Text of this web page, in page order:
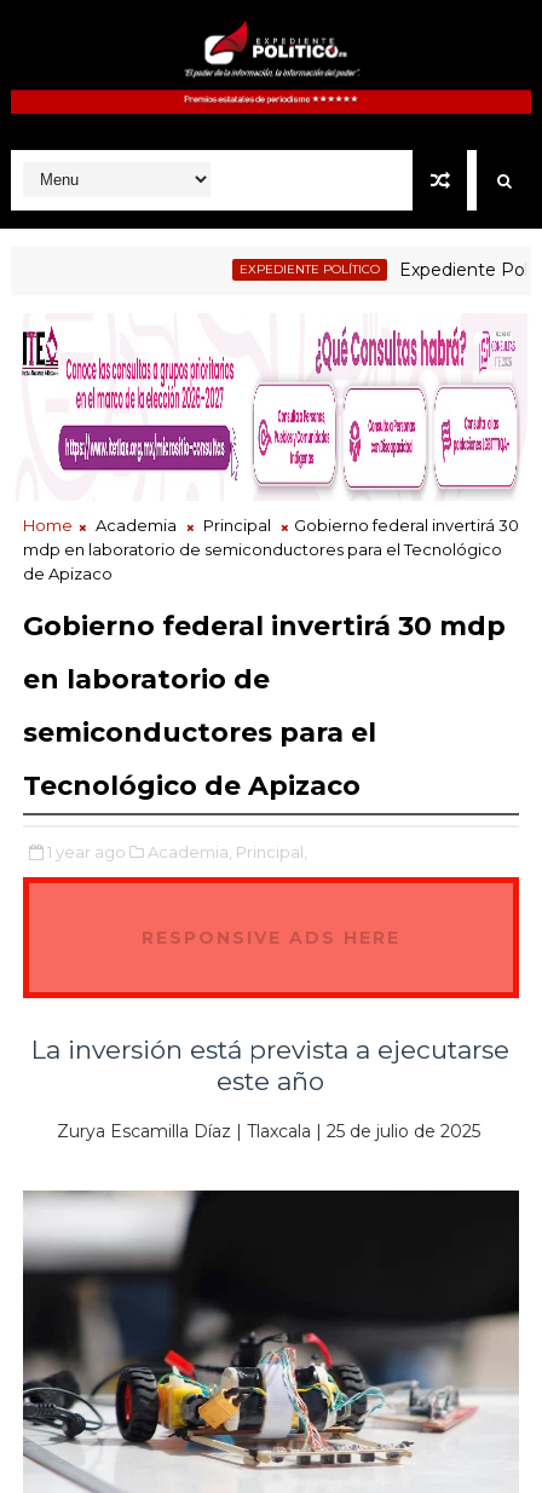
EXPEDIENTE POLÍTICO Expediente
Home Academia Principal
Gobierno federal invertirá 30
mdp en laboratorio de semiconductores para el Tecnológico
de Apizaco
Gobierno federal invertirá 30 mdp
en laboratorio de
semiconductores para el
Tecnológico de Apizaco
1 year ago Academia, Principal,
RESPONSIVE ADS HERE
La inversión está prevista a ejecutarse
este año
Zurya Escamilla Díaz | Tlaxcala | 25 de julio de 2025